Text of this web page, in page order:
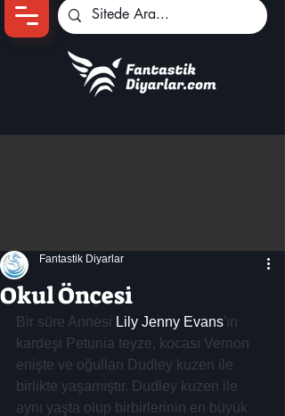
Black Desert
Dizi-Film Haberleri
Okul Öncesi
Fantastik Diyarlar
Bir süre Annesi Lily Jenny Evans'ın
kardeşi Petunia teyze, kocası Vernon
enişte ve oğulları Dudley kuzen ile
birlikte yaşamıştır. Dudley kuzen ile
aynı yaşta olup birbirlerinin en büyük